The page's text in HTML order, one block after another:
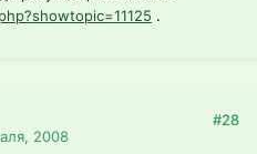
.
2008
#28